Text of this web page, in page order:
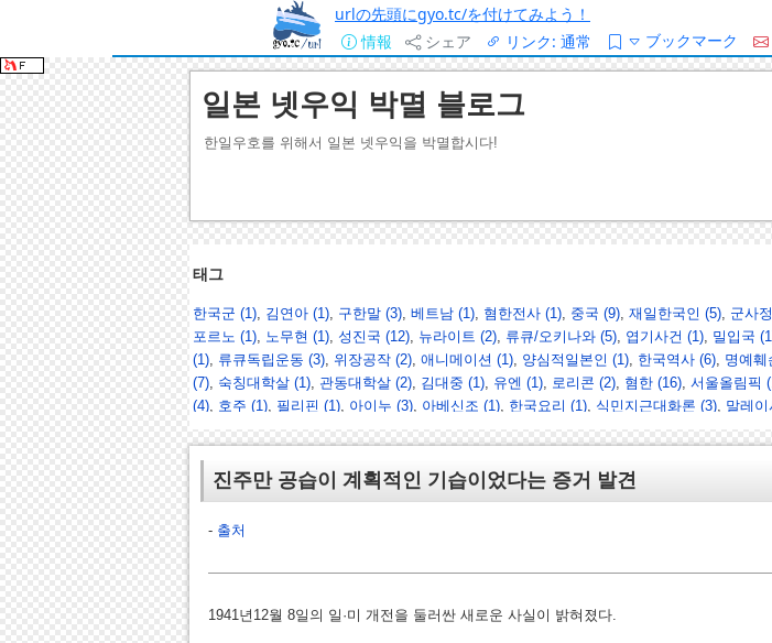
urlの先頭にgyo.tc/を付けてみよう！
情報
シェア リンク: 通常 ブックマーク